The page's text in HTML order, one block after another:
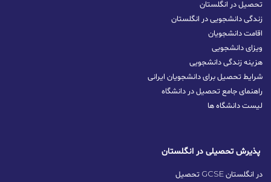
تحصیل در انگلستان
زندگی دانشجویی در انگلستان
اقامت دانشجویان
ویزای دانشجویی
هزینه زندگی دانشجویی
شرایط تحصیل برای دانشجویان ایرانی
راهنمای جامع تحصیل در دانشگاه
لیست دانشگاه ها
پذیرش تحصیلی در انگلستان
تحصیل GCSE در انگلستان